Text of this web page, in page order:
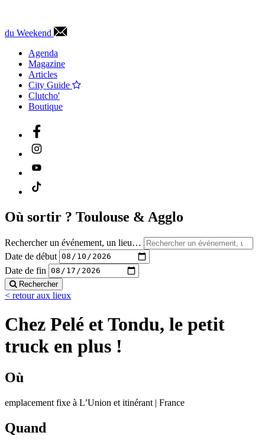
du Weekend
Agenda
Magazine
Articles
City Guide
Clutcho'
Boutique
Où sortir ? Toulouse & Agglo
Rechercher un événement, un lieu…
Date de début
Date de fin
Rechercher
< retour aux lieux
Chez Pelé et Tondu, le petit
truck en plus !
Où
emplacement fixe à L’Union et itinérant | France
Quand